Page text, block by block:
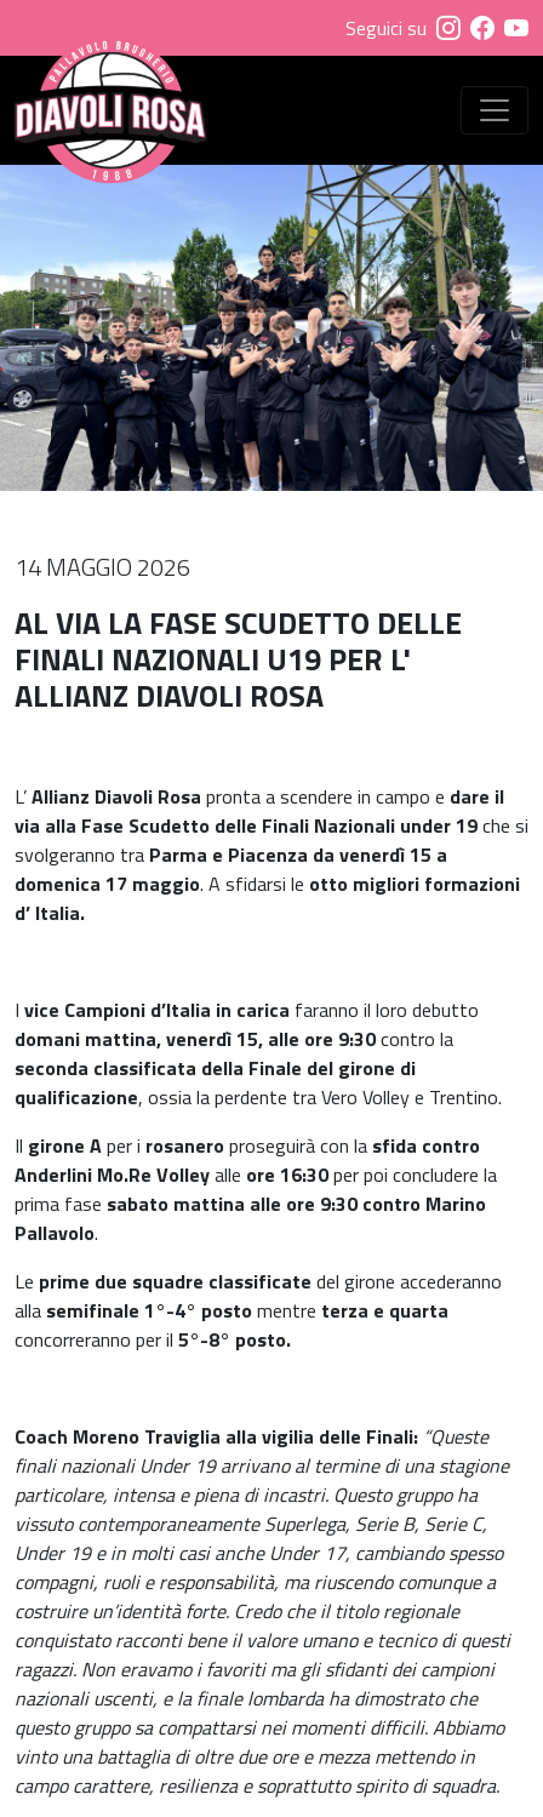
Seguici su
14 MAGGIO 2026
AL VIA LA FASE SCUDETTO DELLE
FINALI NAZIONALI U19 PER L'
ALLIANZ DIAVOLI ROSA
L’Allianz Diavoli Rosa pronta a scendere in campo e dare il
via alla Fase Scudetto delle Finali Nazionali under 19che si
svolgeranno tra Parma e Piacenza da venerdì 15 a
domenica 17 maggio. A sfidarsi le otto migliori formazioni
d’ Italia.
I vice Campioni d’Italia in carica faranno il loro debutto
domani mattina, venerdì 15, alle ore 9:30contro la
seconda classificata della Finale del girone di
qualificazione, ossia la perdente tra Vero Volley e Trentino.
Il girone Aper i rosaneroproseguirà con la sfida contro
Anderlini Mo.Re Volleyalle ore 16:30per poi concludere la
prima fase sabato mattina alle ore 9:30 contro Marino
Pallavolo.
Le prime due squadre classificate del girone accederanno
alla semifinale 1°-4° postomentre terza e quarta
concorreranno per il 5°-8° posto.
Coach Moreno Traviglia alla vigilia delle Finali: “Queste
finali nazionali Under 19 arrivano al termine di una stagione
particolare, intensa e piena di incastri. Questo gruppo ha
vissuto contemporaneamente Superlega, Serie B, Serie C,
Under 19 e in molti casi anche Under 17, cambiando spesso
compagni, ruoli e responsabilità, ma riuscendo comunque a
costruire un’identità forte. Credo che il titolo regionale
conquistato racconti bene il valore umano e tecnico di questi
ragazzi. Non eravamo i favoriti ma gli sfidanti dei campioni
nazionali uscenti, e la finale lombarda ha dimostrato che
questo gruppo sa compattarsi nei momenti difficili. Abbiamo
vinto una battaglia di oltre due ore e mezza mettendo in
campo carattere, resilienza e soprattutto spirito di squadra.